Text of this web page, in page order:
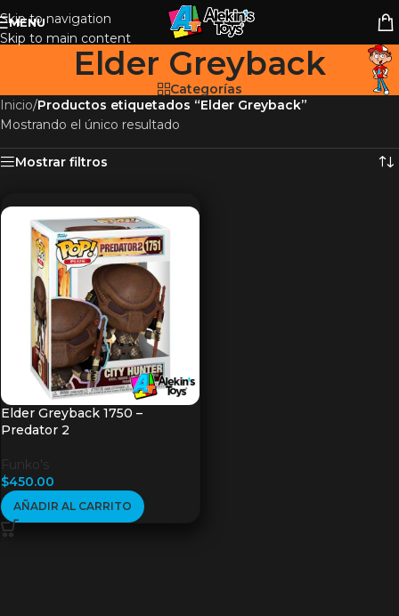
Skip to navigation
Skip to main content
MENU
Elder Greyback
Categorías
Inicio/Productos etiquetados “Elder Greyback”
Mostrando el único resultado
Mostrar filtros
Elder Greyback 1750 –
Predator 2
Funko's
$450.00
AÑADIR AL CARRITO